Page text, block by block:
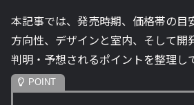
本記事では、発売時期、価格帯の目
方向性、デザインと室内、そして開
判明・予想されるポイントを整理し